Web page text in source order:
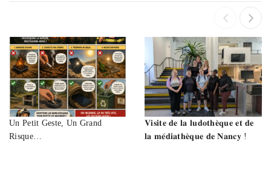
Un Petit Geste, Un Grand
Risque…
𝐕𝐢𝐬𝐢𝐭𝐞 𝐝𝐞 𝐥𝐚 𝐥𝐮𝐝𝐨𝐭𝐡𝐞̀𝐪𝐮𝐞 𝐞𝐭 𝐝𝐞
𝐥𝐚 𝐦𝐞́𝐝𝐢𝐚𝐭𝐡𝐞̀𝐪𝐮𝐞 𝐝𝐞 𝐍𝐚𝐧𝐜𝐲 !